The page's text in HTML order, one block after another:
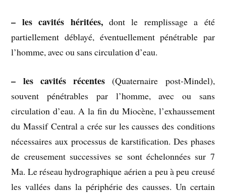
– les cavités héritées,dont le remplissage a été
partiellement déblayé, éventuellement pénétrable par
l’homme, avec ou sans circulation d’eau.
– les cavités récentes (Quaternaire post-Mindel),
souvent pénétrables par l’homme, avec ou sans
circulation d’eau. A la fin du Miocène, l’exhaussement
du Massif Central a crée sur les causses des conditions
nécessaires aux processus de karstification. Des phases
de creusement successives se sont échelonnées sur 7
Ma. Le réseau hydrographique aérien a peu à peu creusé
les vallées dans la périphérie des causses. Un certain